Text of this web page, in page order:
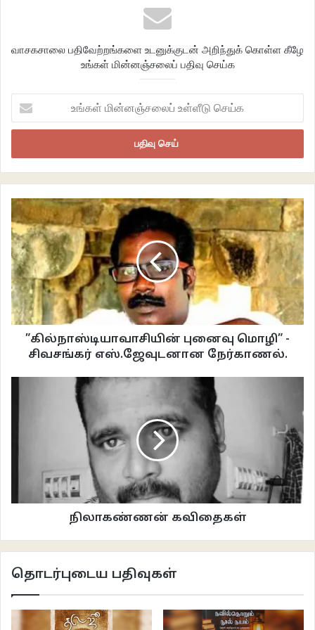
விதத்தில் இருக்கிறதோ, அதுபோன்றே ஒவ்வொருவரும் சிந்திப்பதிலும்
இருக்கிறது. நீங்கள் அவற்றை மாற்ற விரும்பினாலும் அது ஒரே இரவில் நிகழ்ந்து
விடாது. ஆனால் விடாப்பிடியாக அதனை ஏதோ ஒருவிதத்தில் வற்புறுத்தினால்,
அசைபோட்டுக்கொண்டிருக்கிறேன்.
‎இது யாருக்காக சொல்லப்பட்ட வரிகள்.. தனக்கு பாதிப்பு இருக்கிறது என்று
நினைத்துக்கொண்டு வெளியில் இருப்பவர்களுக்கா?
வாசகசாலை பதிவேற்றங்களை உடனுக்குடன் அறிந்துக் கொள்ள கீழே
உங்கள் மின்னஞ்சலைப் பதிவு செய்க
மின்னஞ்சலைப்
உள்ளீடு
”கில்நாஸ்டியாவாசியின் புனைவு மொழி” -
சிவசங்கர் எஸ்.ஜேவுடனான நேர்காணல்.
நிலாகண்ணன் கவிதைகள்
தொடர்புடைய பதிவுகள்